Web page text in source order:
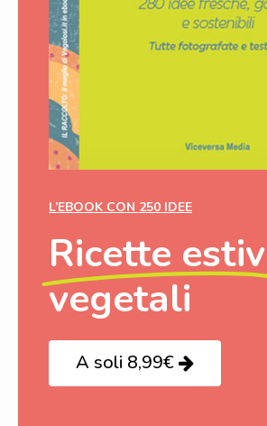
L’EBOOK CON 250 IDEE
Ricette
vegetali
A soli 8,99€